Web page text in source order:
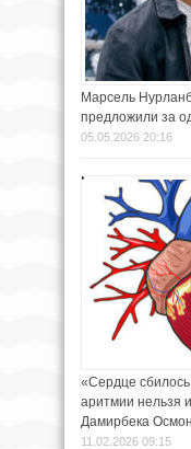
Марсель
предложили за
05.05.2026 20:16
«Сердце
аритмии нельзя
Дамирбека
11.02.2026 09:15